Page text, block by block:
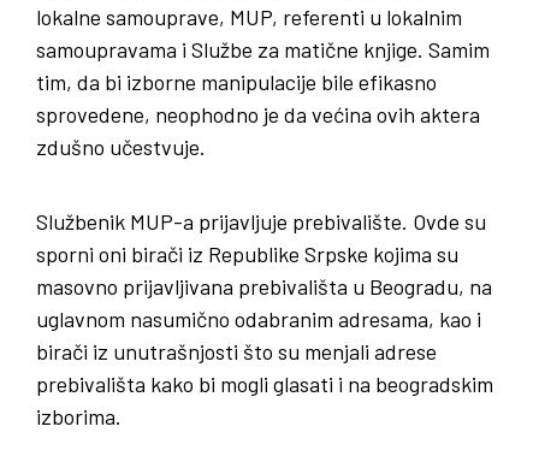
lokalne samouprave, MUP, referenti u lokalnim
samoupravama i Službe za matične knjige. Samim
tim, da bi izborne manipulacije bile efikasno
sprovedene, neophodno je da većina ovih aktera
zdušno učestvuje.
Službenik MUP-a prijavljuje prebivalište. Ovde su
sporni oni birači iz Republike Srpske kojima su
masovno prijavljivana prebivališta u Beogradu, na
uglavnom nasumično odabranim adresama, kao i
birači iz unutrašnjosti što su menjali adrese
prebivališta kako bi mogli glasati i na beogradskim
izborima.